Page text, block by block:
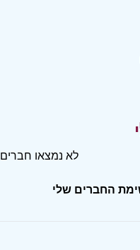
לא נמצאו חברים